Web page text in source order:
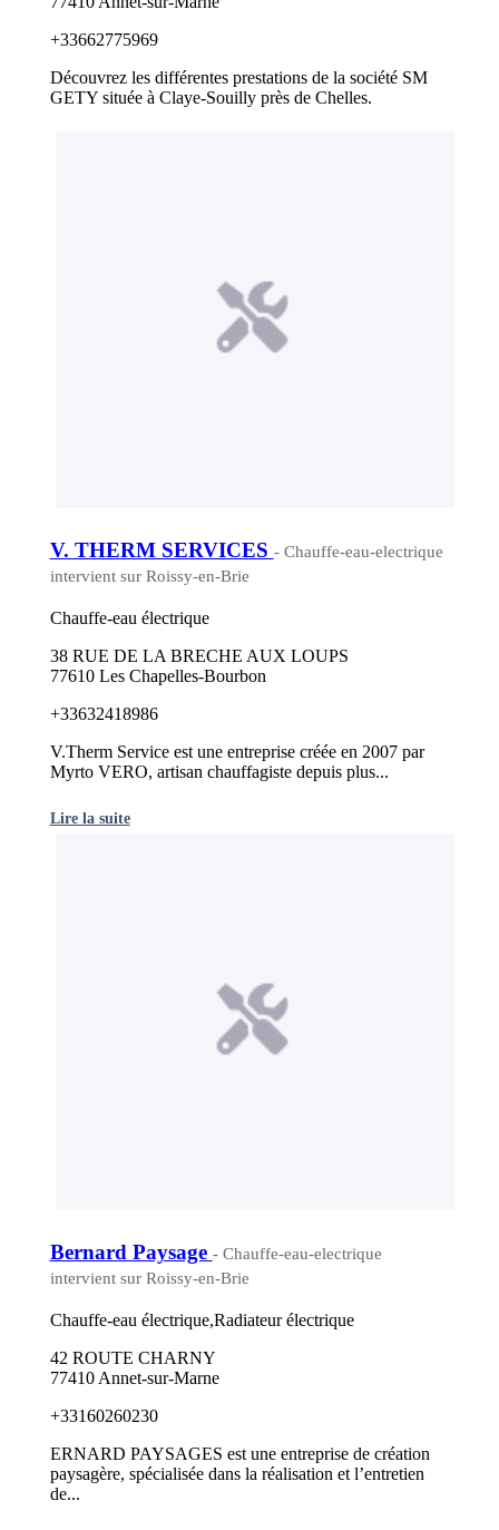
+33662775969
Découvrez les différentes prestations de la société SM
GETY située à Claye-Souilly près de Chelles.
V. THERM SERVICES - Chauffe-eau-electrique
intervient sur Roissy-en-Brie
Chauffe-eau électrique
38 RUE DE LA BRECHE AUX LOUPS
77610 Les Chapelles-Bourbon
+33632418986
V.Therm Service est une entreprise créée en 2007 par
Myrto VERO, artisan chauffagiste depuis plus...
Lire la suite
Bernard Paysage - Chauffe-eau-electrique
intervient sur Roissy-en-Brie
Chauffe-eau électrique,Radiateur électrique
42 ROUTE CHARNY
77410 Annet-sur-Marne
+33160260230
ERNARD PAYSAGES est une entreprise de création
paysagère, spécialisée dans la réalisation et l’entretien
de...